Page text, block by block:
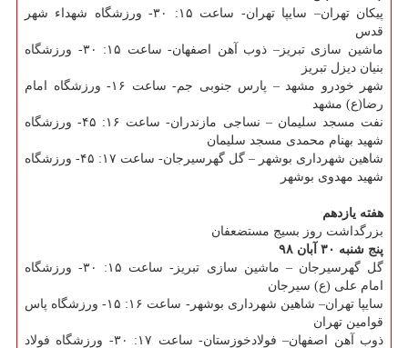
پیكان تهران– سایپا تهران- ساعت ۱۵: ۳۰- ورزشگاه شهداء شهر
قدس
ماشین سازی تبریز– ذوب آهن اصفهان- ساعت ۱۵: ۳۰- ورزشگاه
بنیان دیزل تبریز
شهر خودرو مشهد – پارس جنوبی جم- ساعت ۱۶- ورزشگاه امام
رضا(ع) مشهد
نفت مسجد سلیمان – نساجی مازندران- ساعت ۱۶: ۴۵- ورزشگاه
شهید بهنام محمدی مسجد سلیمان
شاهین شهرداری بوشهر – گل گهرسیرجان- ساعت ۱۷: ۴۵- ورزشگاه
شهید مهدوی بوشهر
هفته یازدهم
بزرگداشت روز بسیج مستضعفان
پنج شنبه ۳۰ آبان ۹۸
گل گهرسیرجان – ماشین سازی تبریز- ساعت ۱۵: ۳۰- ورزشگاه
امام علی (ع) سیرجان
سایپا تهران– شاهین شهرداری بوشهر- ساعت ۱۶: ۱۵- ورزشگاه پاس
قوامین تهران
ذوب آهن اصفهان– فولادخوزستان- ساعت ۱۷: ۳۰- ورزشگاه فولاد